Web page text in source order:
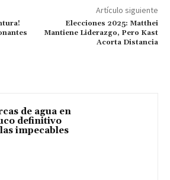
Artículo siguiente
Elecciones 2025: Matthei
Mantiene Liderazgo, Pero Kast
Acorta Distancia
de agua en
definitivo
impecables